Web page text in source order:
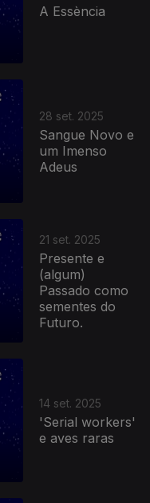
A Essència
28 set. 2025
Sangue Novo e
um Imenso
Adeus
21 set. 2025
Presente e
(algum)
Passado como
sementes do
Futuro.
14 set. 2025
'Serial workers'
e aves raras